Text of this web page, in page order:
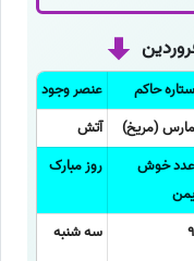
ستاره حاکم
عنصر وجود
مارس (مریخ)
آتش
عدد خوش
یمن
روز مبارک
9 سه شنبه